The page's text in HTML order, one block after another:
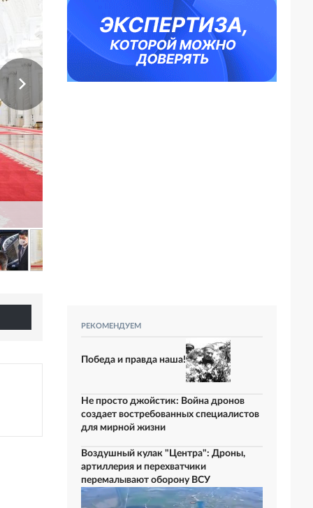
РЕКОМЕНДУЕМ
Победа и правда наша!
Не просто джойстик: Война дронов
создает востребованных специалистов
для мирной жизни
Воздушный кулак "Центра": Дроны,
артиллерия и перехватчики
перемалывают оборону ВСУ